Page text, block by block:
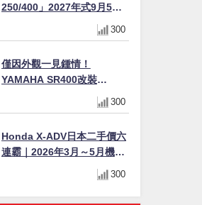
250/400」2027年式9月5日
日本發售！新塗裝登場×價格
不變×輔助滑動式離合器
300
僅因外觀一見鍾情！
YAMAHA SR400改裝
Tracker風格｜ 女車主的機車
人生蛻變記
300
Honda X-ADV日本二手價六
連霸｜2026年3月～5月機車
轉售排行榜 CBR1000RR-R
FIREBLADE SP首度躋身前
十
300